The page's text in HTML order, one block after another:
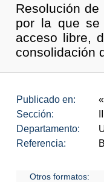
Resolución
por la que se
acceso libre,
consolidación
Publicado en: «
Sección:
Departamento:
Referencia:
Otros formatos: